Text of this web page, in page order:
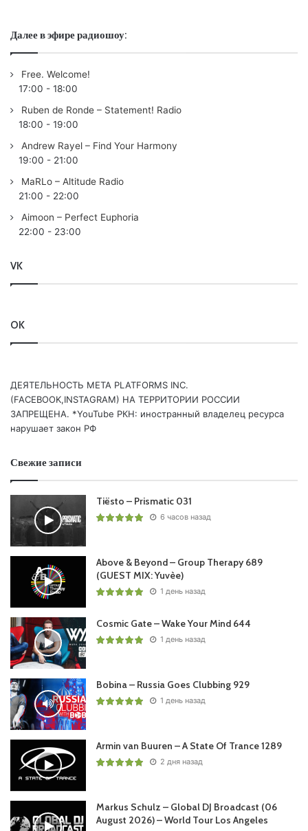
Mix) /Coldharbour/
05. PRIVATE PLAYLIST: deadmau5 – luxuria (ov) (Tinlicker
Remix) /mau5trap/
06. Ayhan Akca – Fame Circus (Original Mix) /Future
Forward Music/
07. LTN pres. Ghostbeat feat. Katrin Souza – Back To The
Future (Extended Mix) /AVA Deep/
08. BIG BANG: Cristoph X Franky Wah X Artche – The
World You See (Extended Mix) /Pryda/
09. Thomas Gold feat. Jillian Edwards – Magic (Cubicore
Extended Remix) /Armada/
10. Jay Del Mar – Just Dreaming (Original Mix) /Addictive
11. Max Revenge – No Tomorrow (Original Mix) /FSOE
/Kryteria/
13. gardenstate – By Your Side (Extended Mix)
14. THROWBACK: Daft Punk – Da Funk (Original Mix)
/Virgin/
Пользовательская оценка:
Далее в эфире радиошоу:
Free. Welcome!
17:00 - 18:00
Ruben de Ronde – Statement! Radio
18:00 - 19:00
Andrew Rayel – Find Your Harmony
19:00 - 21:00
MaRLo – Altitude Radio
21:00 - 22:00
Aimoon – Perfect Euphoria
22:00 - 23:00
VK
OK
ДЕЯТЕЛЬНОСТЬ МЕТА PLATFORMS INC.
(FACEBOOK,INSTAGRAM) НА ТЕРРИТОРИИ РОССИИ
ЗАПРЕЩЕНА. *YouTube РКН: иностранный владелец ресурса
нарушает закон РФ
Свежие записи
Tiësto – Prismatic 031
6 часов назад
Above & Beyond – Group Therapy 689
(GUEST MIX: Yuvèe)
1 день назад
Cosmic Gate – Wake Your Mind 644
1 день назад
Bobina – Russia Goes Clubbing 929
1 день назад
Armin van Buuren – A State Of Trance 1289
2 дня назад
Markus Schulz – Global DJ Broadcast (06
August 2026) – World Tour Los Angeles